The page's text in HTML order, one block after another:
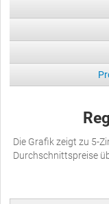
Die Grafik zeigt zu 5-
Durchschnittspreise